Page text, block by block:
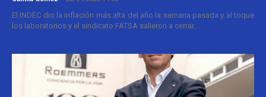
El INDEC dio la inflación más alta del año la semana pasada y al toque
los laboratorios y el sindicato FATSA salieron a cerrar...